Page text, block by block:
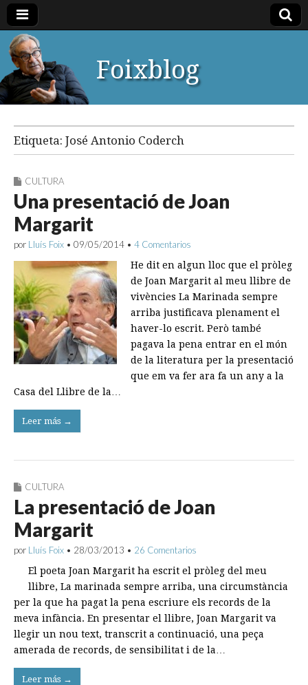
Foixblog
Etiqueta: José Antonio Coderch
CULTURA
Una presentació de Joan
Margarit
por Lluís Foix • 09/05/2014 • 4 Comentarios
He dit en algun lloc que el pròleg
de Joan Margarit al meu llibre de
vivències La Marinada sempre
arriba justificava plenament el
haver-lo escrit. Però també
pagava la pena entrar en el món
de la literatura per la presentació
que em va fer ara fa un any a la
Casa del Llibre de la…
Leer más →
CULTURA
La presentació de Joan
Margarit
por Lluís Foix • 28/03/2013 • 26 Comentarios
El poeta Joan Margarit ha escrit el pròleg del meu
llibre, La marinada sempre arriba, una circumstància
per la que ha pagat la pena escriure els records de la
meva infància. En presentar el llibre, Joan Margarit va
llegir un nou text, transcrit a continuació, una peça
amerada de records, de sensibilitat i de la…
Leer más →